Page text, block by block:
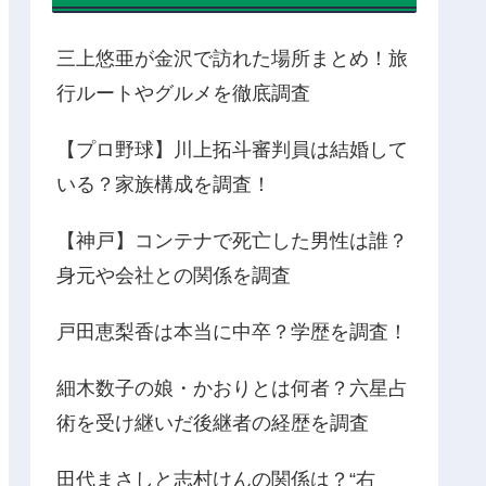
三上悠亜が金沢で訪れた場所まとめ！旅
行ルートやグルメを徹底調査
【プロ野球】川上拓斗審判員は結婚して
いる？家族構成を調査！
【神戸】コンテナで死亡した男性は誰？
身元や会社との関係を調査
戸田恵梨香は本当に中卒？学歴を調査！
細木数子の娘・かおりとは何者？六星占
術を受け継いだ後継者の経歴を調査
田代まさしと志村けんの関係は？“右